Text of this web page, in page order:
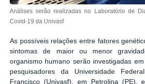
Análises serão realizadas no Laboratório de
Covid-19 da Univasf
As possíveis relações entre fatores
sintomas de maior ou menor
organismo humano serão investigadas
pesquisadores da Universidade
Francisco (Univasf), em Petrolina (PE),